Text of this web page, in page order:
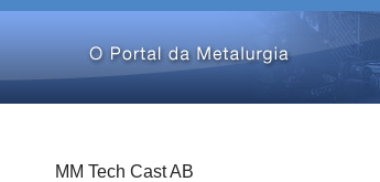
MM Tech Cast AB